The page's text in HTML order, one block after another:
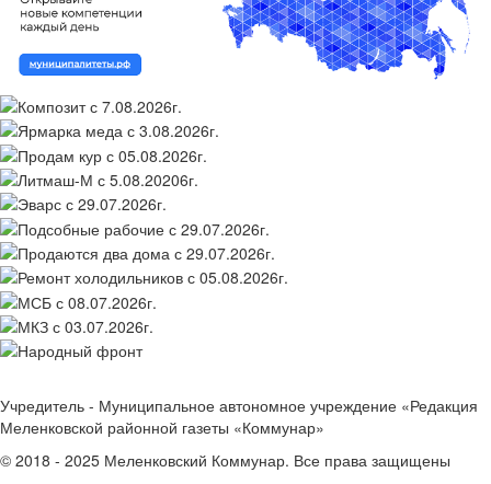
Учредитель - Муниципальное автономное учреждение «Редакция
Меленковской районной газеты «Коммунар»
© 2018 - 2025 Меленковский Коммунар. Все права защищены